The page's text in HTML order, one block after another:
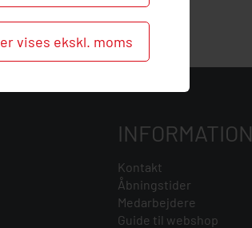
vises ekskl. moms
INFORMATION
Kontakt
Åbningstider
Medarbejdere
Guide til webshop